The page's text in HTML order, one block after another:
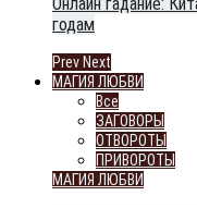
годам
Prev Next
МАГИЯ ЛЮБВИ
Все
ЗАГОВОРЫ
ОТВОРОТЫ
ПРИВОРОТЫ
МАГИЯ ЛЮБВИ